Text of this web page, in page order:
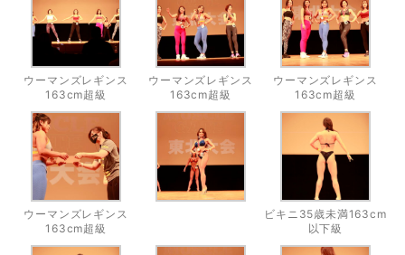
ウーマンズレギンス
163cm超級
ウーマンズレギンス
163cm超級
ウーマンズレギンス
163cm超級
ウーマンズレギンス
163cm超級
ビキニ35歳未満163cm
以下級